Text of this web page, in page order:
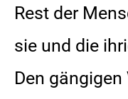
Rest der
sie und die
Den